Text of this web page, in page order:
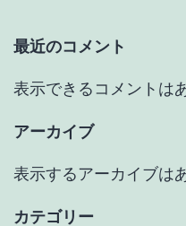
最近のコメント
表示できるコメントは
アーカイブ
表示するアーカイブは
カテゴリー